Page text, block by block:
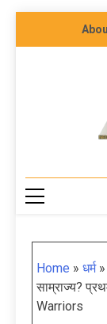
Home » धर्म
साम्राज्य?
Warriors